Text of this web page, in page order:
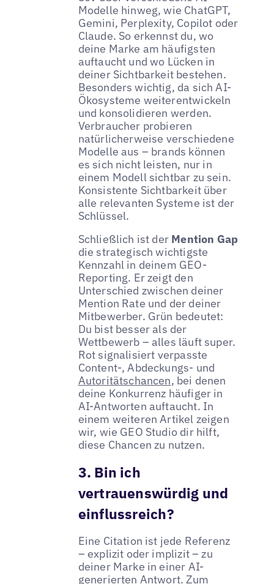
Modelle hinweg, wie ChatGPT,
Gemini, Perplexity, Copilot oder
Claude. So erkennst du, wo
deine Marke am häufigsten
auftaucht und wo Lücken in
deiner Sichtbarkeit bestehen.
Besonders wichtig, da sich AI-
Ökosysteme weiterentwickeln
und konsolidieren werden.
Verbraucher probieren
natürlicherweise verschiedene
Modelle aus – brands können
es sich nicht leisten, nur in
einem Modell sichtbar zu sein.
Konsistente Sichtbarkeit über
alle relevanten Systeme ist der
Schlüssel.
Schließlich ist der Mention Gap
die strategisch wichtigste
Kennzahl in deinem GEO-
Reporting. Er zeigt den
Unterschied zwischen deiner
Mention Rate und der deiner
Mitbewerber. Grün bedeutet:
Du bist besser als der
Wettbewerb – alles läuft super.
Rot signalisiert verpasste
Content-, Abdeckungs- und
Autoritätschancen, bei denen
deine Konkurrenz häufiger in
AI-Antworten auftaucht. In
einem weiteren Artikel zeigen
wir, wie GEO Studio dir hilft,
diese Chancen zu nutzen.
3. Bin ich
vertrauenswürdig und
einflussreich?
Eine Citation ist jede Referenz
– explizit oder implizit – zu
deiner Marke in einer AI-
generierten Antwort. Zum